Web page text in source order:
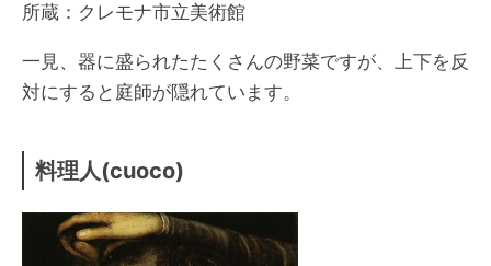
所蔵：クレモナ市立美術館
一見、器に盛られたたくさんの野菜ですが、上下を反
対にすると庭師が隠れています。
料理人(cuoco)